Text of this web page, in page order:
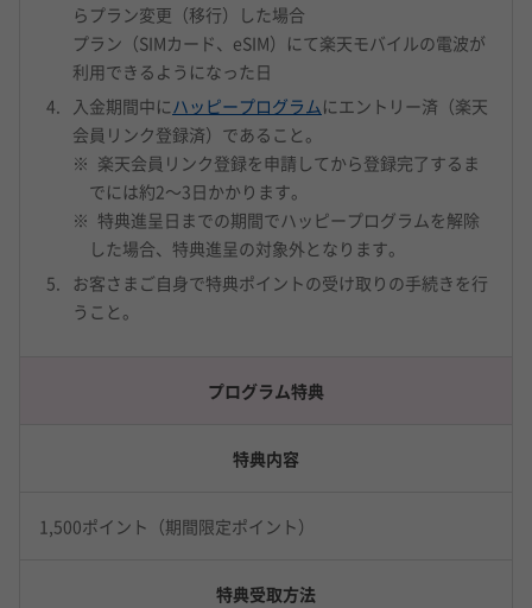
らプラン変更（移行）した場合
プラン（SIMカード、eSIM）にて楽天モバイルの電波が
利用できるようになった日
入金期間中にハッピープログラムにエントリー済（楽天
会員リンク登録済）であること。
楽天会員リンク登録を申請してから登録完了するま
でには約2～3日かかります。
特典進呈日までの期間でハッピープログラムを解除
した場合、特典進呈の対象外となります。
お客さまご自身で特典ポイントの受け取りの手続きを行
うこと。
プログラム特典
特典内容
1,500ポイント（期間限定ポイント）
特典受取方法